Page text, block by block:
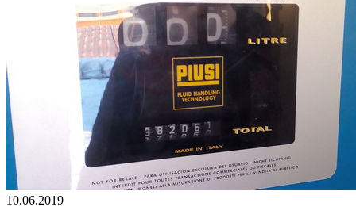
10.06.2019